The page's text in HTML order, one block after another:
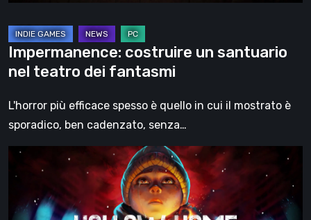
Impermanence: costruire un santuario
nel teatro dei fantasmi
L'horror più efficace spesso è quello in cui il mostrato è
sporadico, ben cadenzato, senza…
Hollow
Home
Anteprima: